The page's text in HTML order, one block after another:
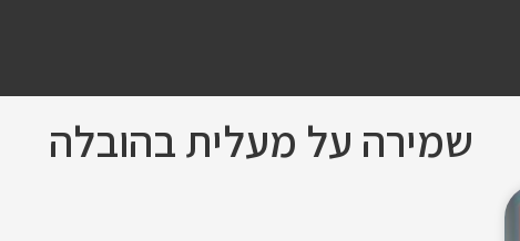
שמירה על מעלית בהובלה